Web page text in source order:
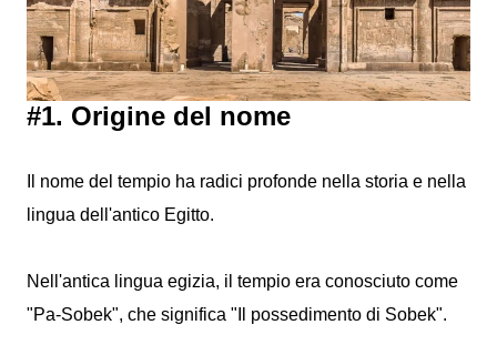
#1. Origine del nome
Il nome del tempio ha radici profonde nella storia e nella
lingua dell'antico Egitto.
Nell'antica lingua egizia, il tempio era conosciuto come
"Pa-Sobek", che significa "Il possedimento di Sobek".